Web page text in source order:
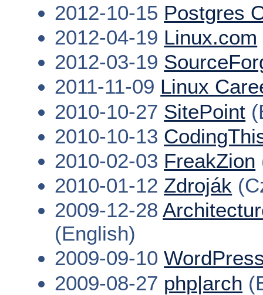
2012-10-15 Postgres
2012-04-19 Linux.com
2012-03-19
2011-11-09 Linux
2010-10-27 SitePoint
2010-10-13
2010-02-03 FreakZion
2010-01-12 Zdroják
2009-12-28
(English)
2009-09-10
2009-08-27 php|arch